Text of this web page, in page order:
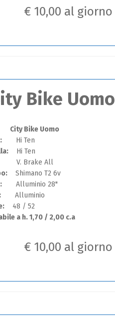
€ 10,00 al giorno
Bike
City Bike Uomo
Hi Ten
Hi Ten
V. Brake All
Shimano T2 6v
Alluminio 28"
Alluminio
48 / 52
a h. 1,70 / 2,00 c.a
€ 10,00 al giorno